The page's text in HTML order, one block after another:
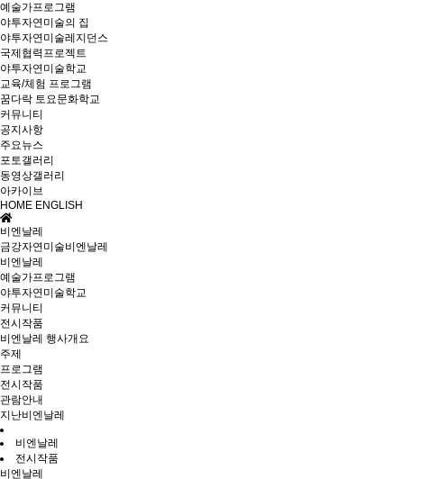
예술가프로그램
야투자연미술의 집
야투자연미술레지던스
국제협력프로젝트
야투자연미술학교
교육/체험 프로그램
꿈다락 토요문화학교
커뮤니티
공지사항
주요뉴스
포토갤러리
동영상갤러리
아카이브
HOME ENGLISH
비엔날레
금강자연미술비엔날레
비엔날레
예술가프로그램
야투자연미술학교
커뮤니티
전시작품
비엔날레 행사개요
주제
프로그램
전시작품
관람안내
지난비엔날레
비엔날레
전시작품
비엔날레